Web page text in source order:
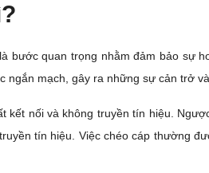
bước quan trọng nhằm đảm bảo sự
mạch, gây ra những sự cản trở
nối và không truyền tín hiệu.
tín hiệu. Việc chéo cáp thường